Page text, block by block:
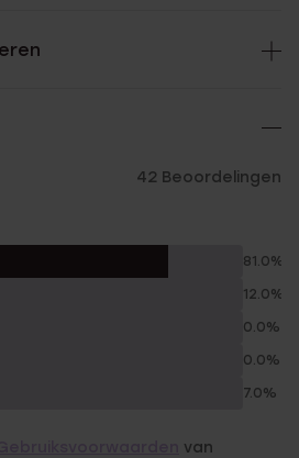
42 Beoordelingen
81.0%
12.0%
0.0%
0.0%
7.0%
van